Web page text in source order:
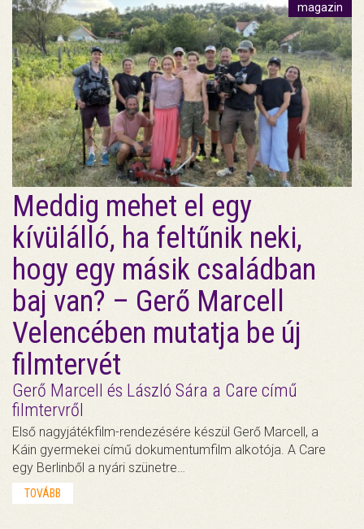
magazin
Meddig mehet el egy
kívülálló, ha feltűnik neki,
hogy egy másik családban
baj van? – Gerő Marcell
Velencében mutatja be új
filmtervét
Gerő Marcell és László Sára a Care című
filmtervről
Első nagyjátékfilm-rendezésére készül Gerő Marcell, a
Káin gyermekei című dokumentumfilm alkotója. A Care
egy Berlinből a nyári szünetre…
TOVÁBB